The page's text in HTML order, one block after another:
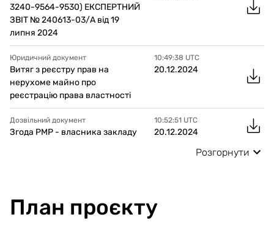
3240-9564-9530) ЕКСПЕРТНИЙ
ЗВІТ № 240613-03/А від 19
липня 2024
Юридичний документ
Витяг з реєстру прав на
нерухоме майно про
реєстрацію права властності
10:49:38 UTC
20.12.2024
Дозвільний документ
Згода РМР - власника закладу
10:52:51 UTC
20.12.2024
Розгорнути
План проєкту